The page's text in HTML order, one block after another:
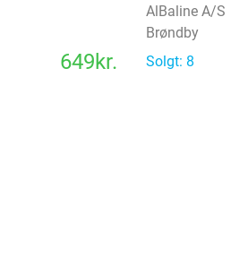
649kr.
AlBaline A/S
Brøndby
Solgt: 8